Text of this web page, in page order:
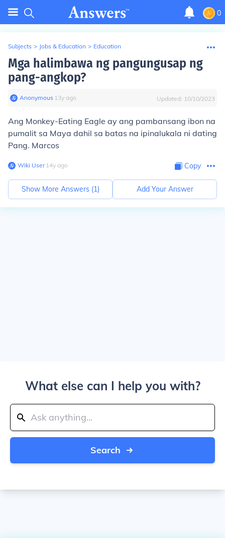
0
Subjects > Jobs & Education > Education
Mga halimbawa ng pangungusap ng
pang-angkop?
Anonymous∙ 13y ago Updated: 10/10/2023
Ang Monkey-Eating Eagle ay ang pambansang ibon na
pumalit sa Maya dahil sa batas na ipinalukala ni dating
Pang. Marcos
Wiki User∙14y ago Copy
Show More Answers (1) Add Your Answer
What else can I help you with?
Search